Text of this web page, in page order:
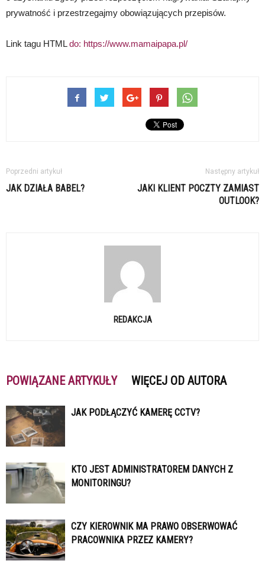
prywatność i przestrzegajmy obowiązujących przepisów.
Link tagu HTMLdo: https://www.mamaipapa.pl/
Poprzedni artykuł
JAK DZIAŁA BABEL?
Następny artykuł
JAKI KLIENT POCZTY ZAMIAST
OUTLOOK?
REDAKCJA
POWIĄZANE ARTYKUŁY WIĘCEJ OD AUTORA
JAK PODŁĄCZYĆ KAMERĘ CCTV?
KTO JEST ADMINISTRATOREM DANYCH Z
MONITORINGU?
CZY KIEROWNIK MA PRAWO OBSERWOWAĆ
PRACOWNIKA PRZEZ KAMERY?